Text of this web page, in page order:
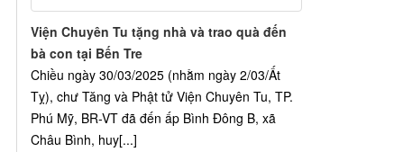
Viện Chuyên Tu tặng nhà và trao quà đến
bà con tại Bến Tre
Chiều ngày 30/03/2025 (nhằm ngày 2/03/Ất
Tỵ), chư Tăng và Phật tử Viện Chuyên Tu, TP.
Phú Mỹ, BR-VT đã đến ấp Bình Đông B, xã
Châu Bình, huy[...]